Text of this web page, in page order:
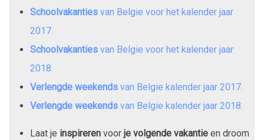
Schoolvakanties van Belgie voor het kalender jaar
2017.
Schoolvakanties van Belgie voor het kalender jaar
2018.
Verlengde weekends van Belgie kalender jaar 2017.
Verlengde weekends van Belgie kalender jaar 2018.
Laat je inspireren voor je volgende vakantie en droom